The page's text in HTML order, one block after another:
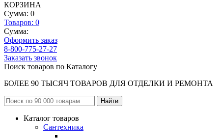
КОРЗИНА
Сумма: 0
Товаров: 0
Сумма:
Оформить заказ
8-800-775-27-27
Заказать звонок
Поиск товаров по Каталогу
БОЛЕЕ 90 ТЫСЯЧ ТОВАРОВ ДЛЯ ОТДЕЛКИ И РЕМОНТА
Каталог товаров
Сантехника